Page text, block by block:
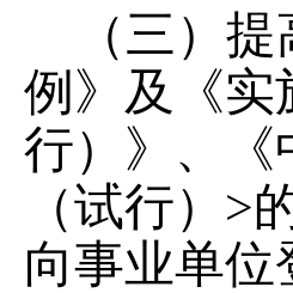
（三）
例》及《实
行）》、《
（试行） >
向事业单位